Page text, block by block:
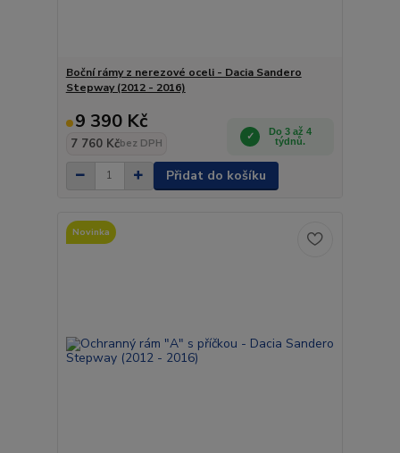
Boční rámy z nerezové oceli - Dacia Sandero
Stepway (2012 - 2016)
9 390 Kč
7 760 Kčbez DPH
Do 3 až 4
týdnů.
Přidat do košíku
Novinka